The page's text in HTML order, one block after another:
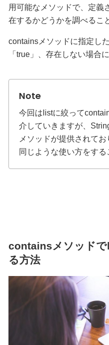
用可能なメソッドで、定義
在するかどうかを調べるこ
containsメソッドに指定し
「true」、存在しない場合
今回はlistに絞って
介していきますが、
メソッドが提供されて
同じような使い方をする
containsメソッド
る方法